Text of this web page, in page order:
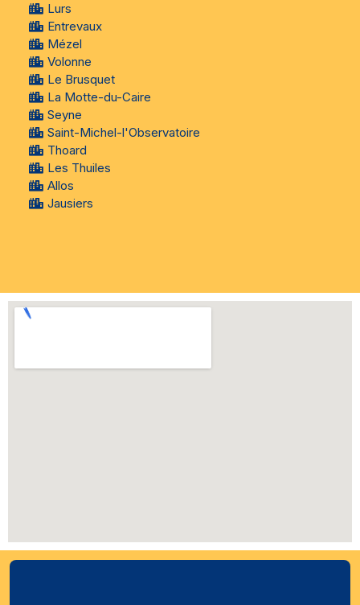
Lurs
Entrevaux
Mézel
Volonne
Le Brusquet
La Motte-du-Caire
Seyne
Saint-Michel-l'Observatoire
Thoard
Les Thuiles
Allos
Jausiers